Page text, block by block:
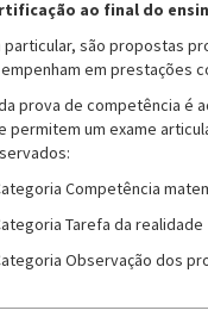
ao final do
particular, são propostas
em prestações
prova de competência é
permitem um exame
Competência
Tarefa da realidade
Observação dos